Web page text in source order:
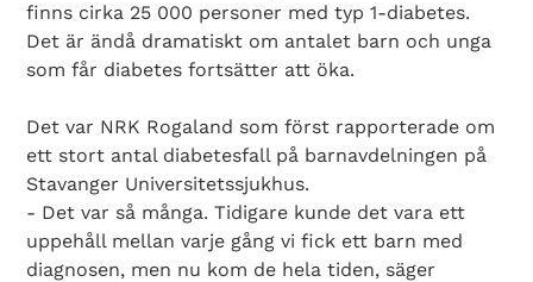
finns cirka 25 000 personer med typ 1-diabetes.
Det är ändå dramatiskt om antalet barn och unga
som får diabetes fortsätter att öka.
Det var NRK Rogaland som först rapporterade om
ett stort antal diabetesfall på barnavdelningen på
Stavanger Universitetssjukhus.
- Det var så många. Tidigare kunde det vara ett
uppehåll mellan varje gång vi fick ett barn med
diagnosen, men nu kom de hela tiden, säger